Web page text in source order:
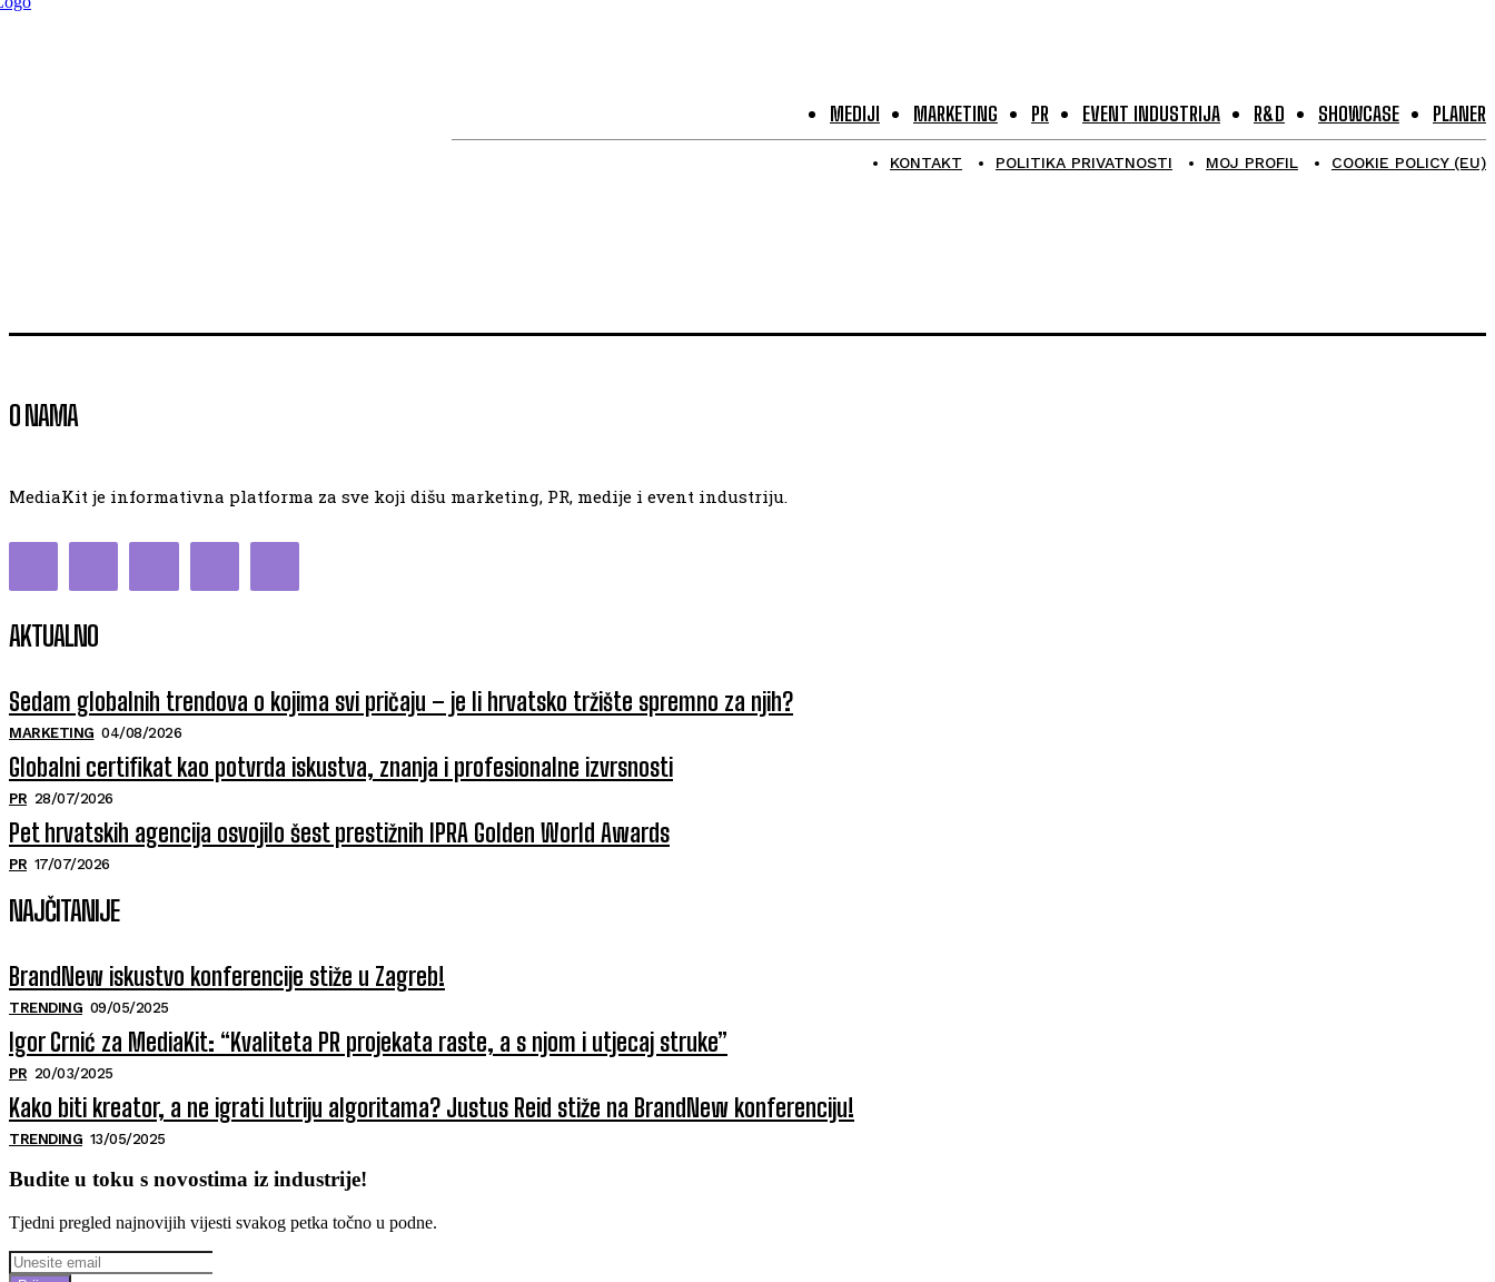
MEDIJI MARKETING PR EVENT INDUSTRIJA R&D SHOWCASE PLANER
KONTAKT POLITIKA PRIVATNOSTI MOJ PROFIL COOKIE POLICY (EU)
O NAMA
MediaKit je informativna platforma za sve koji dišu marketing, PR, medije i event industriju.
AKTUALNO
Sedam globalnih trendova o kojima svi pričaju – je li hrvatsko tržište spremno za njih?
MARKETING 04/08/2026
Globalni certifikat kao potvrda iskustva, znanja i profesionalne izvrsnosti
PR 28/07/2026
Pet hrvatskih agencija osvojilo šest prestižnih IPRA Golden World Awards
PR 17/07/2026
NAJČITANIJE
BrandNew iskustvo konferencije stiže u Zagreb!
TRENDING 09/05/2025
Igor Crnić za MediaKit: “Kvaliteta PR projekata raste, a s njom i utjecaj struke”
PR 20/03/2025
Kako biti kreator, a ne igrati lutriju algoritama? Justus Reid stiže na BrandNew konferenciju!
TRENDING 13/05/2025
Budite u toku s novostima iz industrije!
Tjedni pregled najnovijih vijesti svakog petka točno u podne.